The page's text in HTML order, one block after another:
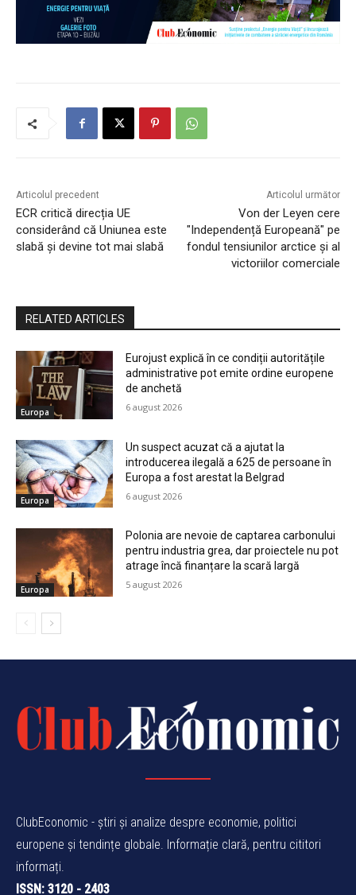
Articolul precedent
ECR critică direcția UE
considerând că Uniunea este
slabă și devine tot mai slabă
Articolul următor
Von der Leyen cere
"Independență Europeană" pe
fondul tensiunilor arctice și al
victoriilor comerciale
RELATED ARTICLES
Europa
Eurojust explică în ce condiții autoritățile
administrative pot emite ordine europene
de anchetă
6 august 2026
Europa
Un suspect acuzat că a ajutat la
introducerea ilegală a 625 de persoane în
Europa a fost arestat la Belgrad
6 august 2026
Europa
Polonia are nevoie de captarea carbonului
pentru industria grea, dar proiectele nu pot
atrage încă finanțare la scară largă
5 august 2026
ClubEconomic - știri și analize despre economie, politici
europene și tendințe globale. Informație clară, pentru cititori
informați.
ISSN: 3120 - 2403